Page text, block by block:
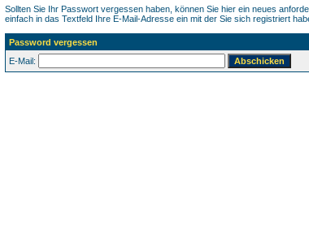
Sollten Sie Ihr Passwort vergessen haben, können Sie hier ein neues
einfach in das Textfeld Ihre E-Mail-Adresse ein mit der Sie sich registriert
Password vergessen
E-Mail: